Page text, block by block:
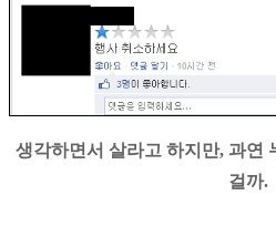
생각하면서 살라고 하지만, 과연
걸까.